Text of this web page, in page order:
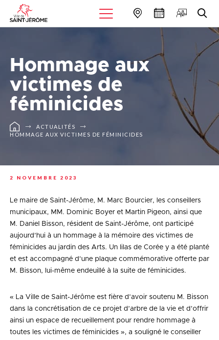
Hommage aux
victimes de
féminicides
ACTUALITÉS
HOMMAGE AUX VICTIMES DE FÉMINICIDES
2 NOVEMBRE 2023
Le maire de Saint-Jérôme, M. Marc Bourcier, les conseillers
municipaux, MM. Dominic Boyer et Martin Pigeon, ainsi que
M. Daniel Bisson, résident de Saint-Jérôme, ont participé
aujourd’hui à un hommage à la mémoire des victimes de
féminicides au jardin des Arts. Un lilas de Corée y a été planté
et est accompagné d’une plaque commémorative offerte par
M. Bisson, lui-même endeuillé à la suite de féminicides.
« La Ville de Saint-Jérôme est fière d’avoir soutenu M. Bisson
dans la concrétisation de ce projet d’arbre de la vie et d’offrir
ainsi un espace de recueillement pour rendre hommage à
toutes les victimes de féminicides », a souligné le conseiller